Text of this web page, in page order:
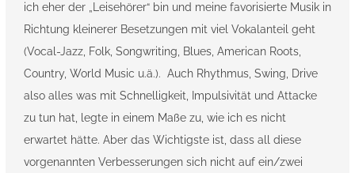
ich eher der „Leisehörer“ bin und meine favorisierte Musik in
Richtung kleinerer Besetzungen mit viel Vokalanteil geht
(Vocal-Jazz, Folk, Songwriting, Blues, American Roots,
Country, World Music u.ä.). Auch Rhythmus, Swing, Drive
also alles was mit Schnelligkeit, Impulsivität und Attacke
zu tun hat, legte in einem Maße zu, wie ich es nicht
erwartet hätte. Aber das Wichtigste ist, dass all diese
vorgenannten Verbesserungen sich nicht auf ein/zwei